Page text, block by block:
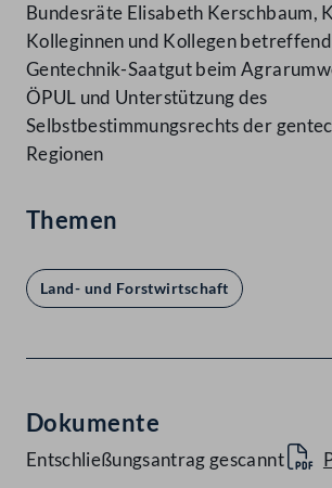
Bundesräte Elisabeth Kerschbaum,
Kolleginnen und Kollegen
Gentechnik-Saatgut beim
ÖPUL und Unterstützung des
Selbstbestimmungsrechts der
Regionen
Themen
Land- und Forstwirtschaft
Dokumente
Entschließungsantrag gescannt